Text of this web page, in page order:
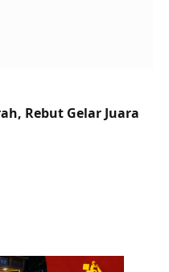
Rebut Gelar Juara